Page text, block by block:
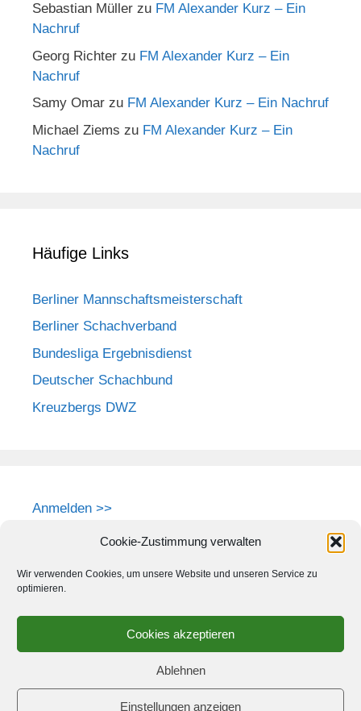
Cookie-Zustimmung verwalten
Wir verwenden Cookies, um unsere Website und unseren Service zu
optimieren.
Cookies akzeptieren
Ablehnen
Einstellungen anzeigen
Sebastian Müller zu FM Alexander Kurz – Ein
Nachruf
Georg Richter zu FM Alexander Kurz – Ein
Nachruf
Samy Omar zu FM Alexander Kurz – Ein Nachruf
Michael Ziems zu FM Alexander Kurz – Ein
Nachruf
Häufige Links
Berliner Mannschaftsmeisterschaft
Berliner Schachverband
Bundesliga Ergebnisdienst
Deutscher Schachbund
Kreuzbergs DWZ
Anmelden >>